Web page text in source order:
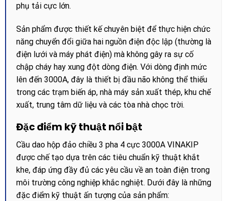
phụ tải cực lớn.
Sản phẩm được thiết kế chuyên biệt để thực hiện chức
năng chuyển đổi giữa hai nguồn điện độc lập (thường là
điện lưới và máy phát điện) mà không gây ra sự cố
chập cháy hay xung đột dòng điện. Với dòng định mức
lên đến 3000A, đây là thiết bị đầu não không thể thiếu
trong các trạm biến áp, nhà máy sản xuất thép, khu chế
xuất, trung tâm dữ liệu và các tòa nhà chọc trời.
Đặc điểm kỹ thuật nổi bật
Cầu dao hộp đảo chiều 3 pha 4 cực 3000A VINAKIP
được chế tạo dựa trên các tiêu chuẩn kỹ thuật khắt
khe, đáp ứng đầy đủ các yêu cầu về an toàn điện trong
môi trường công nghiệp khắc nghiệt. Dưới đây là những
đặc điểm kỹ thuật ấn tượng của sản phẩm: